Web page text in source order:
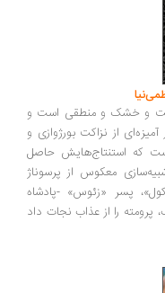
و خشک و منطقی است و
از نزاکت بورژوازی و
که استنتاج‌هایش حاصل
معکوس از پرسوناژ
پسر «زئوس» -پادشاه
را از عذاب نجات داد